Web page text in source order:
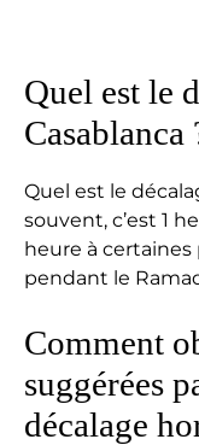
Quel est le
Casablanca
Quel est le
souvent, c’est 1
heure à certaines
pendant le
Comment
suggérées
décalage